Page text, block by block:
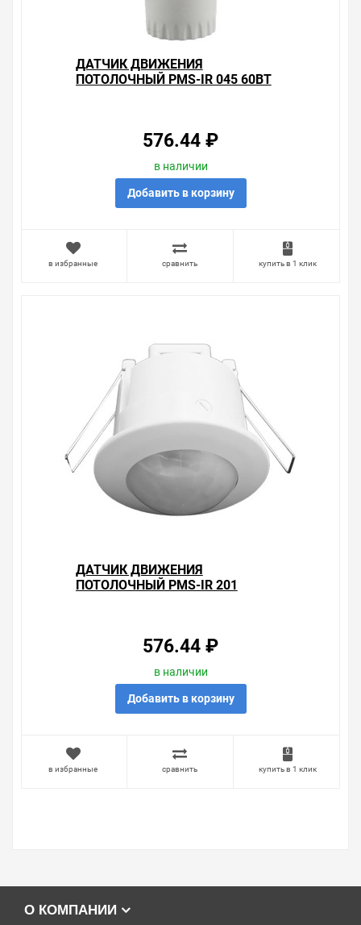
ДАТЧИК ДВИЖЕНИЯ
ПОТОЛОЧНЫЙ PMS-IR 045 60ВТ
576.44 ₽
в наличии
Добавить в корзину
в избранные сравнить купить в 1 клик
ДАТЧИК ДВИЖЕНИЯ
ПОТОЛОЧНЫЙ PMS-IR 201
576.44 ₽
в наличии
Добавить в корзину
в избранные сравнить купить в 1 клик
О КОМПАНИИ